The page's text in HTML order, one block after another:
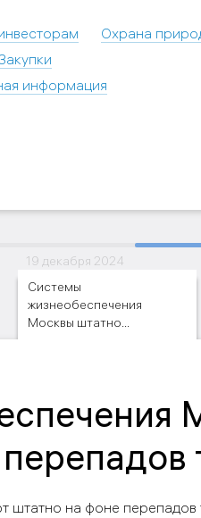
Охрана
информация
19 декабря 2024
Системы
жизнеобеспечения
Москвы штатно...
на фоне